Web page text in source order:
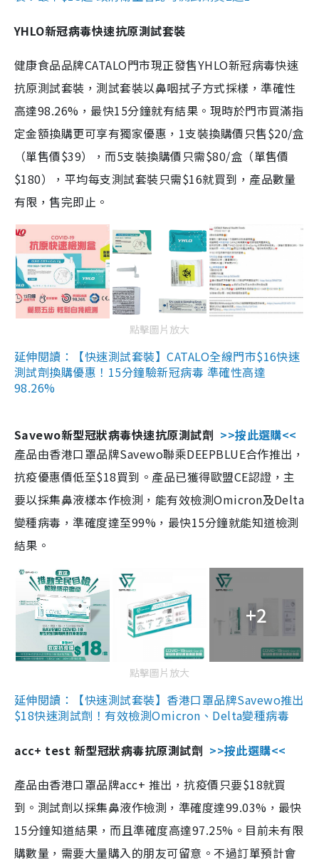
YHLO新冠病毒快速抗原測試套裝
健康食品品牌CATALO門市現正發售YHLO新冠病毒快速
抗原測試套裝，測試套裝以鼻咽拭子方式採樣，準確性
高達98.26%，最快15分鐘就有結果。現時於門市買滿指
定金額換購更可享有獨家優惠，1支裝換購價只售$20/盒
（單售價$39），而5支裝換購價只需$80/盒（單售價
$180），平均每支測試套裝只需$16就買到，產品數量
有限，售完即止。
點擊圖片放大
延伸閱讀：【快速測試套裝】CATALO全線門市$16快速
測試劑換購優惠！15分鐘驗新冠病毒 準確性高達
98.26%
Savewo新型冠狀病毒快速抗原測試劑 >>按此選購<<
產品由香港口罩品牌Savewo聯乘DEEPBLUE合作推出，
抗疫優惠價低至$18買到。產品已獲得歐盟CE認證，主
要以採集鼻液樣本作檢測，能有效檢測Omicron及Delta
變種病毒，準確度達至99%，最快15分鐘就能知道檢測
結果。
+2
點擊圖片放大
延伸閱讀：【快速測試套裝】香港口罩品牌Savewo推出
$18快速測試劑！有效檢測Omicron、Delta變種病毒
acc+ test 新型冠狀病毒抗原測試劑 >>按此選購<<
產品由香港口罩品牌acc+ 推出，抗疫價只要$18就買
到。測試劑以採集鼻液作檢測，準確度達99.03%，最快
15分鐘知道結果，而且準確度高達97.25%。目前未有限
購數量，需要大量購入的朋友可留意。不過訂單預計會